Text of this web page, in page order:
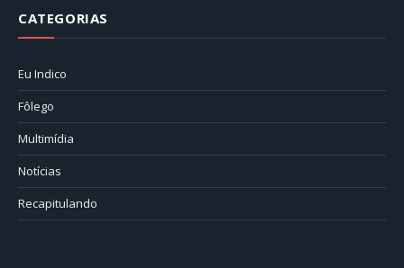
CATEGORIAS
Eu Indico
Fôlego
Multimídia
Notícias
Recapitulando